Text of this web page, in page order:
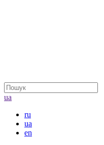
ua
ru
ua
en